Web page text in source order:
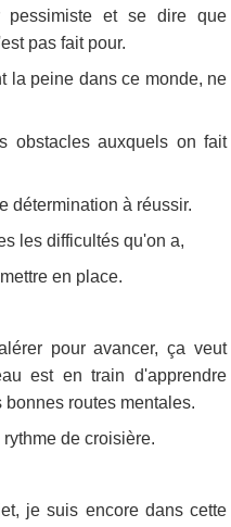
et se dire que
pas fait pour.
la peine dans ce monde, ne
obstacles auxquels on fait
détermination à réussir.
les difficultés qu'on a,
en place.
pour avancer, ça veut
est en train d'apprendre
routes mentales.
de croisière.
je suis encore dans cette